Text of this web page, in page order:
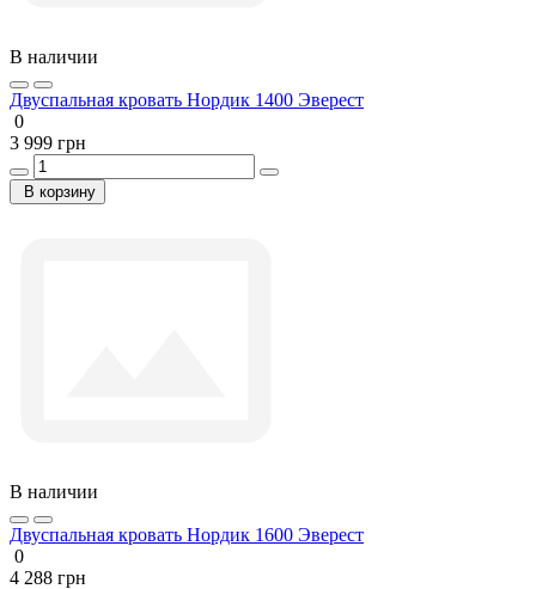
В наличии
Двуспальная кровать Нордик 1400 Эверест
0
3 999 грн
В корзину
В наличии
Двуспальная кровать Нордик 1600 Эверест
0
4 288 грн